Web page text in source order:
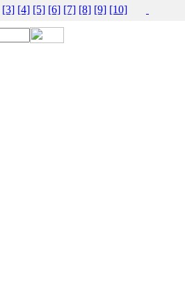
[3] [4] [5] [6] [7] [8] [9] [10]